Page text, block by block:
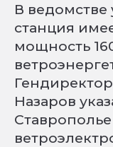
В ведомстве
станция
мощность
Назаров